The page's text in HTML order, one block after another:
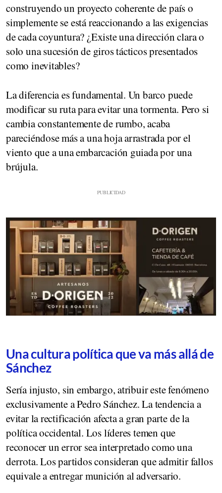
construyendo un proyecto coherente de país o
simplemente se está reaccionando a las exigencias
de cada coyuntura? ¿Existe una dirección clara o
solo una sucesión de giros tácticos presentados
como inevitables?
La diferencia es fundamental. Un barco puede
modificar su ruta para evitar una tormenta. Pero si
cambia constantemente de rumbo, acaba
pareciéndose más a una hoja arrastrada por el
viento que a una embarcación guiada por una
brújula.
Una cultura política que va más allá de
Sánchez
Sería injusto, sin embargo, atribuir este fenómeno
exclusivamente a Pedro Sánchez. La tendencia a
evitar la rectificación afecta a gran parte de la
política occidental. Los líderes temen que
reconocer un error sea interpretado como una
derrota. Los partidos consideran que admitir fallos
equivale a entregar munición al adversario.